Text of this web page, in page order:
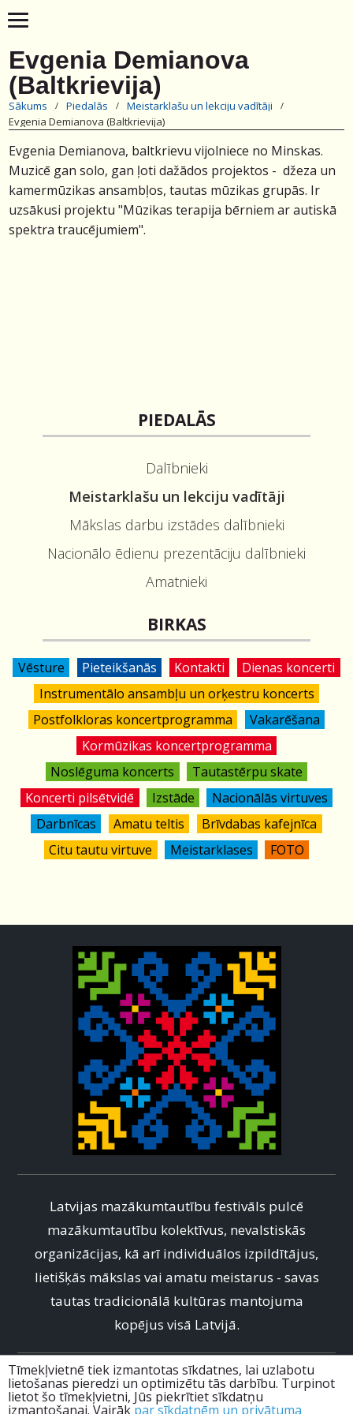
Evgenia Demianova
(Baltkrievija)
Sākums Piedalās
Meistarklašu un lekciju vadītāji
Evgenia Demianova (Baltkrievija)
Evgenia Demianova, baltkrievu vijolniece no Minskas.
Muzicē gan solo, gan ļoti dažādos projektos - džeza un
kamermūzikas ansambļos, tautas mūzikas grupās. Ir
uzsākusi projektu "Mūzikas terapija bērniem ar autiskā
spektra traucējumiem".
PIEDALĀS
Dalībnieki
Meistarklašu un lekciju vadītāji
Mākslas darbu izstādes dalībnieki
Nacionālo ēdienu prezentāciju dalībnieki
Amatnieki
BIRKAS
Vēsture Pieteikšanās Kontakti
Dienas koncerti
Instrumentālo ansambļu un orķestru koncerts
Postfolkloras koncertprogramma
Vakarēšana
Kormūzikas koncertprogramma
Noslēguma koncerts
Tautastērpu skate
Koncerti pilsētvidē
Izstāde
Nacionālās virtuves
Darbnīcas
Amatu teltis
Brīvdabas kafejnīca
Citu tautu virtuve
Meistarklases FOTO
Latvijas mazākumtautību festivāls pulcē
mazākumtautību kolektīvus, nevalstiskās
organizācijas, kā arī individuālos izpildītājus,
lietišķās mākslas vai amatu meistarus - savas
tautas tradicionālā kultūras mantojuma
kopējus visā Latvijā.
info@mtfestivals.lv
+371 67228985
Tīmekļvietnē tiek izmantotas sīkdatnes, lai uzlabotu
lietošanas pieredzi un optimizētu tās darbību. Turpinot
lietot šo tīmekļvietni, Jūs piekrītiet sīkdatņu
izmantošanai. Vairākpar sīkdatnēm un privātuma